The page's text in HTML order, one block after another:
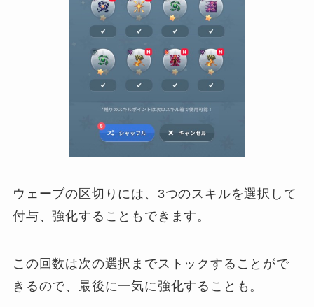
ウェーブの区切りには、3つのスキルを選択して
付与、強化することもできます。
この回数は次の選択までストックすることがで
きるので、最後に一気に強化することも。